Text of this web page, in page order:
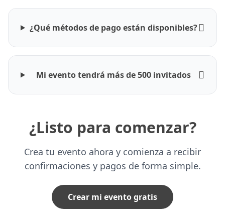
¿Qué métodos de pago están disponibles?
Mi evento tendrá más de 500 invitados
¿Listo para comenzar?
Crea tu evento ahora y comienza a recibir
confirmaciones y pagos de forma simple.
Crear mi evento gratis